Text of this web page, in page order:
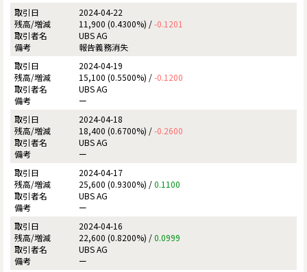
2024-04-22
11,900 (0.4300%) /-0.1201
UBS AG
報告義務消失
2024-04-19
15,100 (0.5500%) /-0.1200
UBS AG
ー
2024-04-18
18,400 (0.6700%) /-0.2600
UBS AG
ー
2024-04-17
25,600 (0.9300%) /0.1100
UBS AG
ー
2024-04-16
22,600 (0.8200%) /0.0999
UBS AG
ー